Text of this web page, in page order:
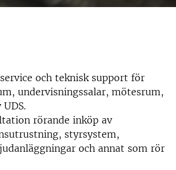
och teknisk support för
undervisningssalar, mötesrum,
rörande inköp av
styrsystem,
och annat som rör